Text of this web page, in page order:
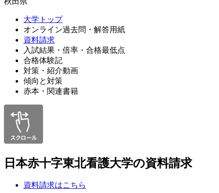
大学トップ
オンライン過去問・解答用紙
資料請求
入試結果・倍率・合格最低点
合格体験記
対策・紹介動画
傾向と対策
赤本・関連書籍
日本赤十字東北看護大学の資料請求
資料請求はこちら